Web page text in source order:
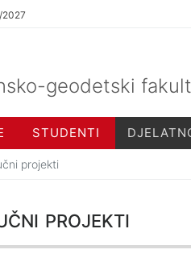
2027
geodetski
STUDENTI
projekti
projekti